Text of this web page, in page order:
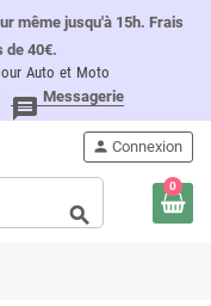
même jusqu'à 15h. Frais
de 40€.
Auto et Moto
message Messagerie
person Connexion
search
0